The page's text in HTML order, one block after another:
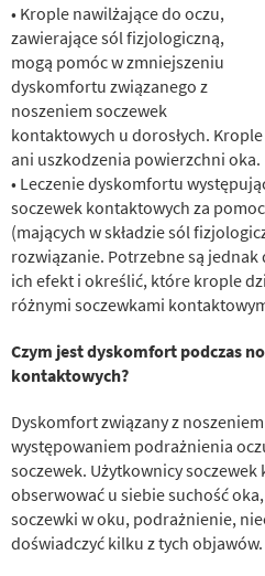
• Krople nawilżające do oczu,
zawierające sól fizjologiczną,
mogą pomóc w zmniejszeniu
dyskomfortu związanego z
noszeniem soczewek
kontaktowych u dorosłych.
ani uszkodzenia powierzchni oka.
• Leczenie dyskomfortu
soczewek kontaktowych za
(mających w składzie sól
rozwiązanie. Potrzebne są
ich efekt i określić, które krople
różnymi soczewkami
Czym jest dyskomfort podczas
kontaktowych?
Dyskomfort związany z
występowaniem podrażnienia
soczewek. Użytkownicy
obserwować u siebie suchość
soczewki w oku, podrażnienie,
doświadczyć kilku z tych objawów.